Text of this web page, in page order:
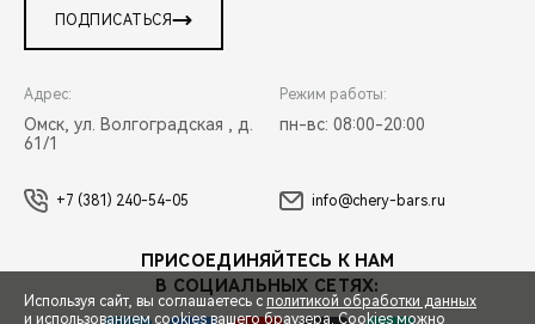
ПОДПИСАТЬСЯ
Адрес:
Омск, ул. Волгоградская , д.
61/1
Режим работы:
пн-вс: 08:00-20:00
+7 (381) 240-54-05 info@chery-bars.ru
ПРИСОЕДИНЯЙТЕСЬ К НАМ
В СОЦИАЛЬНЫХ СЕТЯХ:
Используя сайт, вы соглашаетесь с политикой обработки данных
и использованием cookies вашего браузера. Cookies можно